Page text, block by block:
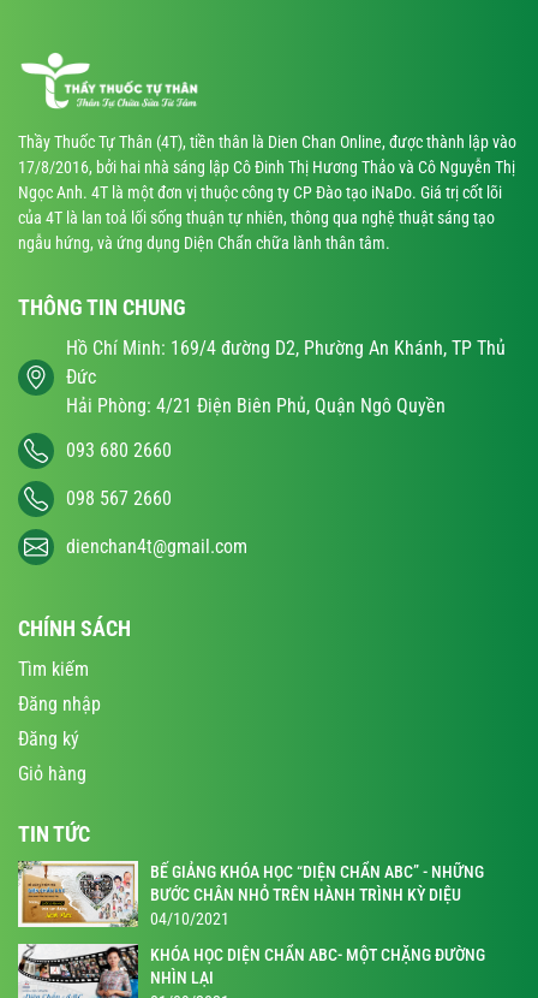
Thầy Thuốc Tự Thân (4T), tiền thân là Dien Chan Online, được thành lập vào
17/8/2016, bởi hai nhà sáng lập Cô Đinh Thị Hương Thảo và Cô Nguyễn Thị
Ngọc Anh. 4T là một đơn vị thuộc công ty CP Đào tạo iNaDo. Giá trị cốt lõi
của 4T là lan toả lối sống thuận tự nhiên, thông qua nghệ thuật sáng tạo
ngẫu hứng, và ứng dụng Diện Chẩn chữa lành thân tâm.
THÔNG TIN CHUNG
Hồ Chí Minh: 169/4 đường D2, Phường An Khánh, TP Thủ
Đức
Hải Phòng: 4/21 Điện Biên Phủ, Quận Ngô Quyền
093 680 2660
098 567 2660
dienchan4t@gmail.com
CHÍNH SÁCH
Tìm kiếm
Đăng nhập
Đăng ký
Giỏ hàng
TIN TỨC
BẾ GIẢNG KHÓA HỌC “DIỆN CHẨN ABC” - NHỮNG
BƯỚC CHÂN NHỎ TRÊN HÀNH TRÌNH KỲ DIỆU
04/10/2021
KHÓA HỌC DIỆN CHẨN ABC- MỘT CHẶNG ĐƯỜNG
NHÌN LẠI